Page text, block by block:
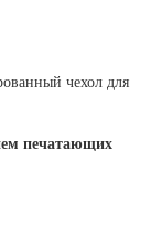
чехол для
печатающих